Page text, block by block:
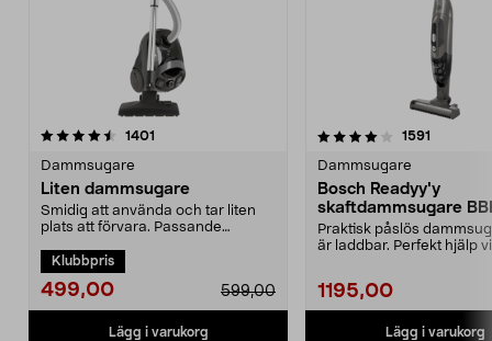
1401
Dammsugare
Liten dammsugare
Smidig att använda och tar liten
plats att förvara. Passande
Klubbpris
499,00 599,00
Lägg i varukorg
4.0 av 5 stjärnor 1591
Dammsugare
Bosch Readyy'y
skaftdammsugare
14,4 V
Praktisk påslös
är laddbar. Perfekt hjälp
1195,00
Lägg i varukorg
4.5 av 5 stjärnor